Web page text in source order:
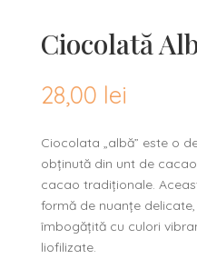
Ciocolată
28,00 lei
Ciocolata „albă” este o
obținută din unt de
cacao tradiționale.
formă de nuanțe
îmbogățită cu culori
liofilizate.